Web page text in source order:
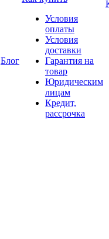
Блог
Условия
оплаты
Условия
доставки
Гарантия на
товар
Юридическим
лицам
Кредит,
рассрочка